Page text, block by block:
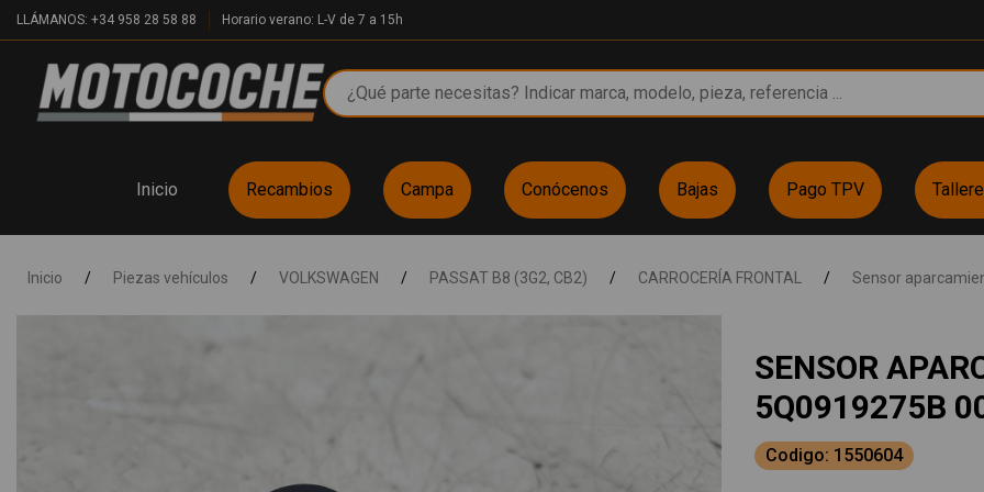
LLÁMANOS: +34 958 28 58 88 Horario verano: L-V de 7 a 15h
Inicio Recambios Campa Conócenos Bajas Pago TPV
Inicio / Piezas vehículos / VOLKSWAGEN / PASSAT B8 (3G2, CB2) / CARROCERÍA FRONTAL / Sensor
SENSOR
5Q0919275B
Codigo: 1550604